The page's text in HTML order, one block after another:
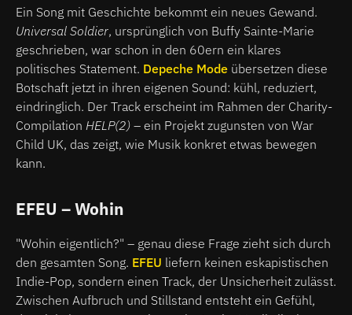
Ein Song mit Geschichte bekommt ein neues Gewand.
Universal Soldier, ursprünglich von Buffy Sainte-Marie
geschrieben, war schon in den 60ern ein klares
politisches Statement. Depeche Mode übersetzen diese
Botschaft jetzt in ihren eigenen Sound: kühl, reduziert,
eindringlich. Der Track erscheint im Rahmen der Charity-
Compilation HELP(2) – ein Projekt zugunsten von War
Child UK, das zeigt, wie Musik konkret etwas bewegen
kann.
EFEU – Wohin
"Wohin eigentlich?" – genau diese Frage zieht sich durch
den gesamten Song. EFEU liefern keinen eskapistischen
Indie-Pop, sondern einen Track, der Unsicherheit zulässt.
Zwischen Aufbruch und Stillstand entsteht ein Gefühl,